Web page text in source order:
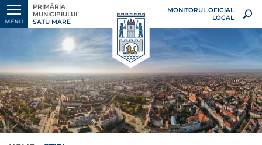
MENU
PRIMĂRIA
MUNICIPIULUI
SATU MARE
MONITORUL OFICIAL
LOCAL